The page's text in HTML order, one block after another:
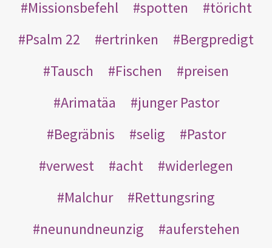
Missionsbefehl
spotten
töricht
Psalm 22
ertrinken
Bergpredigt
Tausch
Fischen
preisen
Arimatäa
junger Pastor
Begräbnis
selig
Pastor
verwest
acht
widerlegen
Malchur
Rettungsring
neunundneunzig
auferstehen